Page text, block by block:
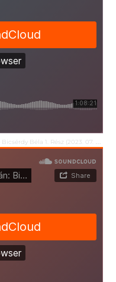
Béla 1. Rész (2023. 07. 30.)